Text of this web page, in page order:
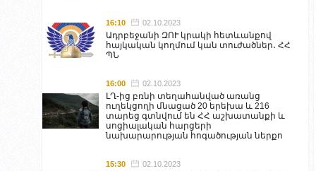
16:10 02.10.2023
Ադրբեջանի ԶՈՒ կրակի հետևանքով
հայկական կողմում կան տուժածներ․ ՀՀ
ՊՆ
16:00 02.10.2023
ԼՂ-ից բռնի տեղահանված առանց
ուղեկցողի մնացած 20 երեխա և 216
տարեց գտնվում են ՀՀ աշխատանքի և
սոցիալական հարցերի
նախարարության հոգածության ներքո
15:30 02.10.2023